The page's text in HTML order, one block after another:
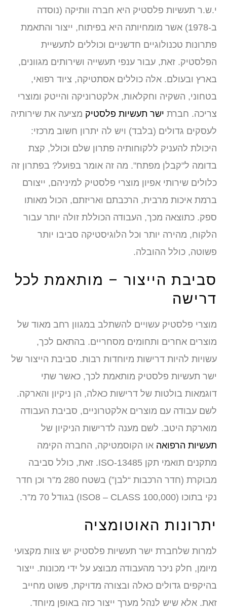
י.ש.ר תעשיות פלסטיק היא חברה וותיקה (נוסדה
ב-1978) אשר מומחיותה היא בפיתוח, ייצור והתאמת
פתרונות טכנולוגיים חדשניים וכוללים לתעשיית
הפלסטיק. זאת, עבור ענפי תעשייה ושירותים מגוונים,
בארץ ובעולם. אלה כוללים אסתטיקה, ציוד רפואי,
בטחוני, השקיה וחקלאות, אלקטרוניקה והייטק ומוצרי
צריכה. חברתישר תעשיות פלסטיקמציעה את שירותיה
לעסקים גדולים (בלבד) ויש לה יתרון חשוב מרכזי:
היכולת להעניק ללקוחותיה פתרון שלם וכולל, קצת
בדומה ל"קבלן מפתח". מה זה אומר בפועל? בפתרון זה
כלולים שירותי אפיון מוצרי פלסטיק למיניהם, ייצורם
ברמת איכות מרבית, הרכבתם ואריזתם, הכול מאותו
ספק. כתוצאה מכך, העבודה הכוללת זולה יותר עבור
הלקוח, מהירה יותר וכל הלוגיסטיקה סביבו יותר
פשוטה, כולל ההובלה.
סביבת הייצור – מותאמת לכל
דרישה
מוצרי פלסטיק עשויים להשתלב במגוון רחב מאוד של
מוצרים אחרים ותחומים מסחריים. בהתאם לכך,
עשויות להיות דרישות מיוחדות רבות. סביבת הייצור של
ישר תעשיות פלסטיק מותאמת לכך, כאשר שתי
דוגמאות בולטות של דרישות כאלה, הן ניקיון והארקה.
לשם עבודה עם מוצרים אלקטרוניים, סביבת העבודה
מוארקת היטב. לשם מענה לדרישות הניקיון של
תעשיות הרפואהאו הקוסמטיקה, החברה הקימה
מתקנים תואמי תקן ISO-13485. זאת, כולל סביבה
מבוקרת (חדר הרכבות “לבן”) בשטח 280 מ”ר וכן חדר
נקי בתוכו (ISO8 – CLASS 100,000) בגודל 70 מ”ר.
יתרונות האוטומציה
למרות שלחברת ישר תעשיות פלסטיק יש צוות מקצועי
מיומן, חלק ניכר מהעבודה מבוצע על ידי מכונות. ייצור
בהיקפים גדולים כאלה ובצורה מדויקת, פשוט מחייב
זאת. אלא שיש לנהל מערך ייצור כזה באופן מיוחד.